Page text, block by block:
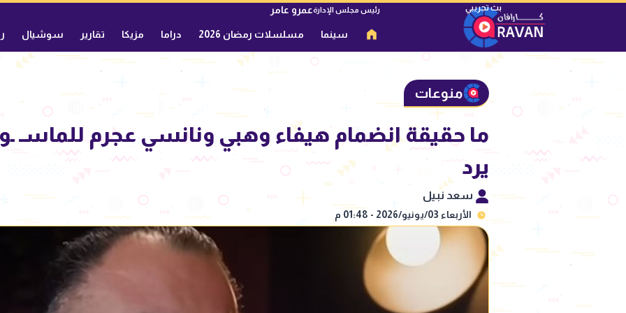
رئيس مجلس الإدارةعمرو عامر
سينما مسلسلات رمضان 2026 دراما مزيكا تقارير سوشيال
منوعات
ما حقيقة انضمام هيفاء وهبي ونانسي عجرم للماسـ
يرد
سعد نبيل
الأربعاء 03/يونيو/2026 - 01:48 م